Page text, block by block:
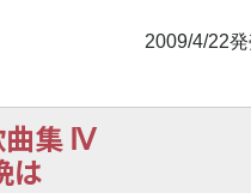
2009/4/22
集 Ⅳ
は